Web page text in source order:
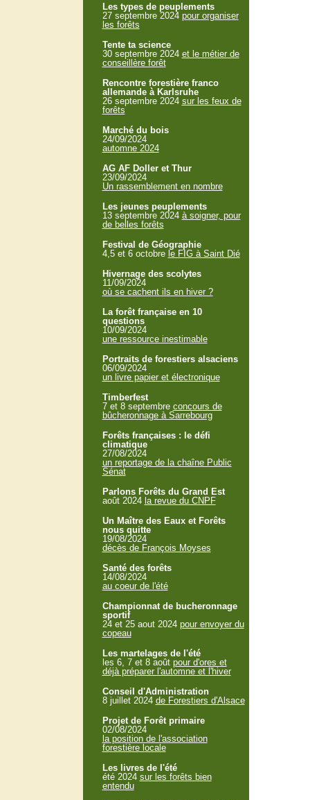
Les types de peuplements
27 septembre 2024 pour organiser
les forêts
Tente ta science
30 septembre 2024 et le métier de
conseillère forêt
Rencontre forestière franco
allemande à Karlsruhe
26 septembre 2024 sur les feux de
forêts
Marché du bois
24/09/2024
automne 2024
AG AF Doller et Thur
23/09/2024
Un rassemblement en nombre
Les jeunes peuplements
13 septembre 2024 à soigner, pour
de belles forêts
Festival de Géographie
4,5 et 6 octobre le FIG à Saint Dié
Hivernage des scolytes
11/09/2024
où se cachent ils en hiver ?
La forêt française en 10
questions
10/09/2024
une ressource inestimable
Portraits de forestiers alsaciens
06/09/2024
un livre papier et électronique
Timberfest
7 et 8 septembre concours de
bûcheronnage à Sarrebourg
Forêts françaises : le défi
climatique
27/08/2024
un reportage de la chaîne Public
Sénat
Parlons Forêts du Grand Est
août 2024 la revue du CNPF
Un Maître des Eaux et Forêts
nous quitte
19/08/2024
décès de François Moyses
Santé des forêts
14/08/2024
au coeur de l'été
Championnat de bucheronnage
sportif
24 et 25 aout 2024 pour envoyer du
copeau
Les martelages de l'été
les 6, 7 et 8 août pour d'ores et
déjà préparer l'automne et l'hiver
Conseil d'Administration
8 juillet 2024 de Forestiers d'Alsace
Projet de Forêt primaire
02/08/2024
la position de l'association
forestière locale
Les livres de l'été
été 2024 sur les forêts bien
entendu